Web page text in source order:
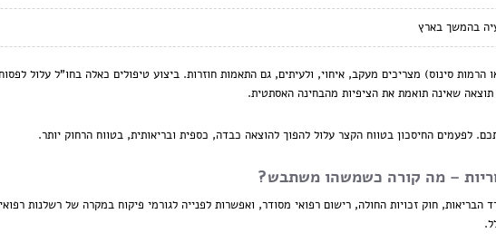
בהמשך בארץ
הרמות סינוס) מצריכים מעקב, איחוי, ולעיתים, גם התאמות חוזרות. ביצוע טיפולים כאלה בחו"ל עלול
תוצאה שאינה תואמת את הציפיות מהבחינה האסתטית.
לפעמים החיסכון בטווח הקצר עלול להפוך להוצאה כבדה, כספית ובריאותית, בטווח הרחוק יותר.
– מה קורה כשמשהו משתבש?
הבריאות, חוק זכויות החולה, רישום רפואי מסודר, ואפשרות לפנייה לגורמי פיקוח במקרה של רשלנות